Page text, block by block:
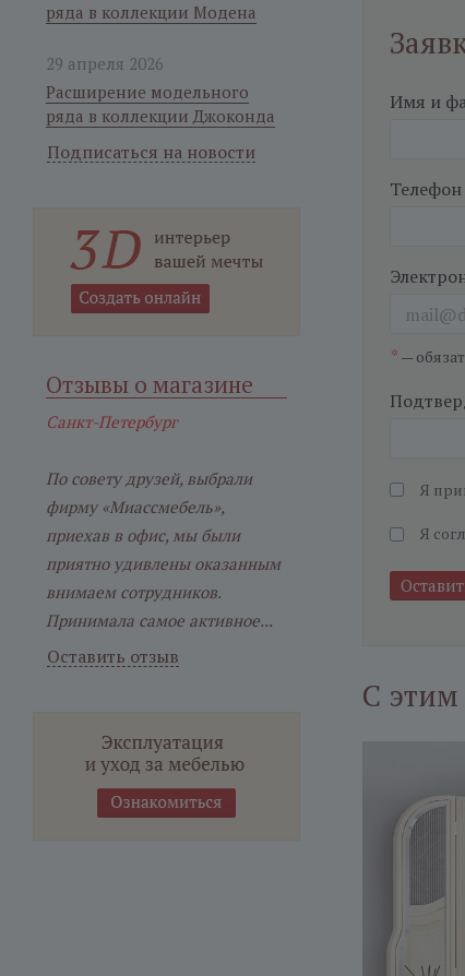
Имя и
Телефон
* —
Я
Я
С этим
ряда в коллекции Модена
29 апреля 2026
Расширение модельного
ряда в коллекции Джоконда
Подписаться на новости
Отзывы о магазине
Санкт-Петербург
По совету друзей, выбрали
фирму «Миассмебель»,
приехав в офис, мы были
приятно удивлены оказанным
внимаем сотрудников.
Принимала самое активное...
Оставить отзыв